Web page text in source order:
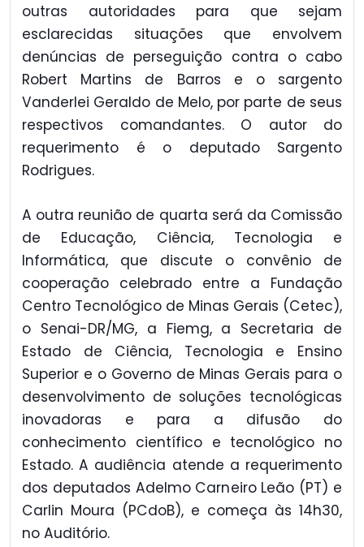
outras autoridades para que sejam
esclarecidas situações que envolvem
denúncias de perseguição contra o cabo
Robert Martins de Barros e o sargento
Vanderlei Geraldo de Melo, por parte de seus
respectivos comandantes. O autor do
requerimento é o deputado Sargento
Rodrigues.
A outra reunião de quarta será da Comissão
de Educação, Ciência, Tecnologia e
Informática, que discute o convênio de
cooperação celebrado entre a Fundação
Centro Tecnológico de Minas Gerais (Cetec),
o Senai-DR/MG, a Fiemg, a Secretaria de
Estado de Ciência, Tecnologia e Ensino
Superior e o Governo de Minas Gerais para o
desenvolvimento de soluções tecnológicas
inovadoras e para a difusão do
conhecimento científico e tecnológico no
Estado. A audiência atende a requerimento
dos deputados Adelmo Carneiro Leão (PT) e
Carlin Moura (PCdoB), e começa às 14h30,
no Auditório.